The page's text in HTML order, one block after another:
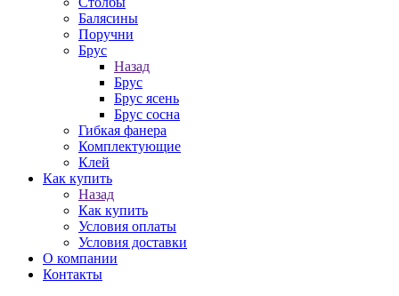
Балясины
Поручни
Брус
Назад
Брус
Брус ясень
Брус сосна
Гибкая фанера
Комплектующие
Клей
Как купить
Назад
Как купить
Условия оплаты
Условия доставки
О компании
Контакты